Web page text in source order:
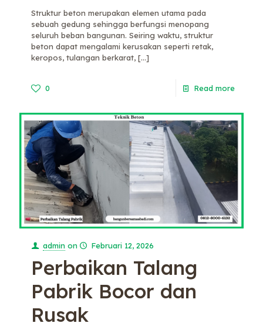
Struktur beton merupakan elemen utama pada
sebuah gedung sehingga berfungsi menopang
seluruh beban bangunan. Seiring waktu, struktur
beton dapat mengalami kerusakan seperti retak,
keropos, tulangan berkarat, […]
0 Read more
admin on Februari 12, 2026
Perbaikan Talang
Pabrik Bocor dan
Rusak